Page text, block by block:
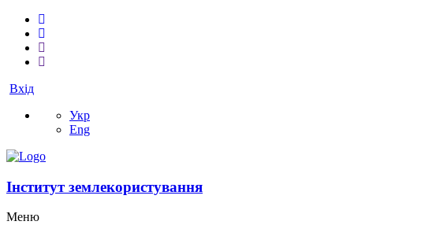
Вхід
Укр
Eng
Інститут землекористування
Меню